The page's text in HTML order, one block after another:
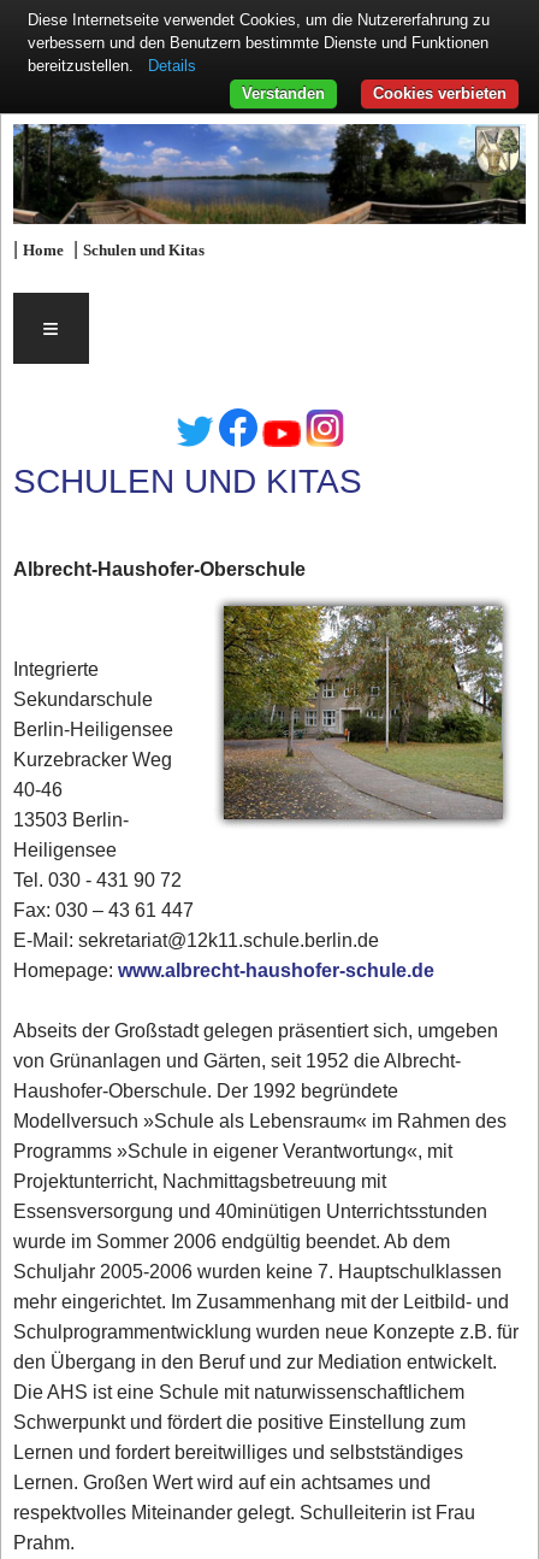
|Home |Schulen und Kitas
≡
SCHULEN UND KITAS
Albrecht-Haushofer-Oberschule
Integrierte
Sekundarschule
Berlin-Heiligensee
Kurzebracker Weg
40-46
13503 Berlin-
Heiligensee
Tel. 030 - 431 90 72‎
Fax: 030 – 43 61 447
E-Mail: sekretariat@12k11.schule.berlin.de
Homepage:www.albrecht-haushofer-schule.de
Abseits der Großstadt gelegen präsentiert sich, umgeben
von Grünanlagen und Gärten, seit 1952 die Albrecht-
Haushofer-Oberschule. Der 1992 begründete
Modellversuch »Schule als Lebensraum« im Rahmen des
Programms »Schule in eigener Verantwortung«, mit
Projektunterricht, Nachmittagsbetreuung mit
Essensversorgung und 40minütigen Unterrichtsstunden
wurde im Sommer 2006 endgültig beendet. Ab dem
Schuljahr 2005-2006 wurden keine 7. Hauptschulklassen
mehr eingerichtet. Im Zusammenhang mit der Leitbild- und
Schulprogrammentwicklung wurden neue Konzepte z.B. für
den Übergang in den Beruf und zur Mediation entwickelt.
Die AHS ist eine Schule mit naturwissenschaftlichem
Schwerpunkt und fördert die positive Einstellung zum
Lernen und fordert bereitwilliges und selbstständiges
Lernen. Großen Wert wird auf ein achtsames und
respektvolles Miteinander gelegt. Schulleiterin ist Frau
Prahm.
Diese Internetseite verwendet Cookies, um die Nutzererfahrung zu
verbessern und den Benutzern bestimmte Dienste und Funktionen
bereitzustellen.
Details
Cookies verbieten
Verstanden